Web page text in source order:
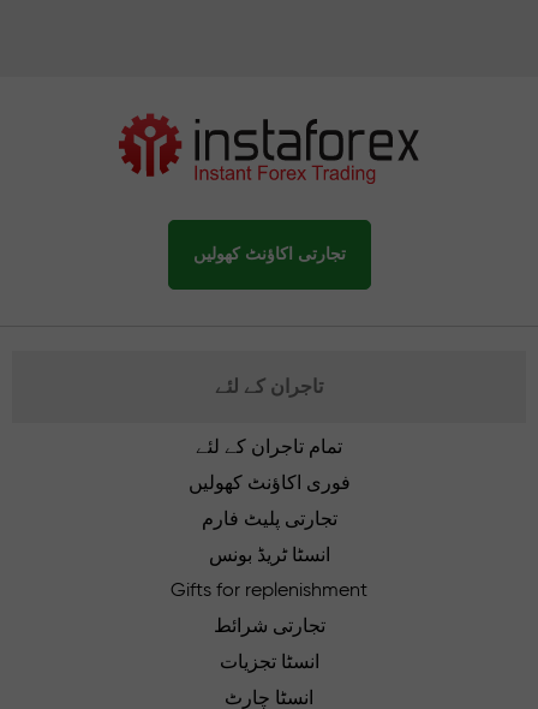
تجارتی اکاؤنٹ کھولیں
تاجران کے لئے
تمام تاجران کے لئے
فوری اکاؤنٹ کھولیں
تجارتی پلیٹ فارم
انسٹا ٹریڈ بونس
Gifts for replenishment
تجارتی شرائط
انسٹا تجزیات
انسٹا چارٹ